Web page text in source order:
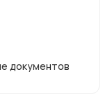
документов